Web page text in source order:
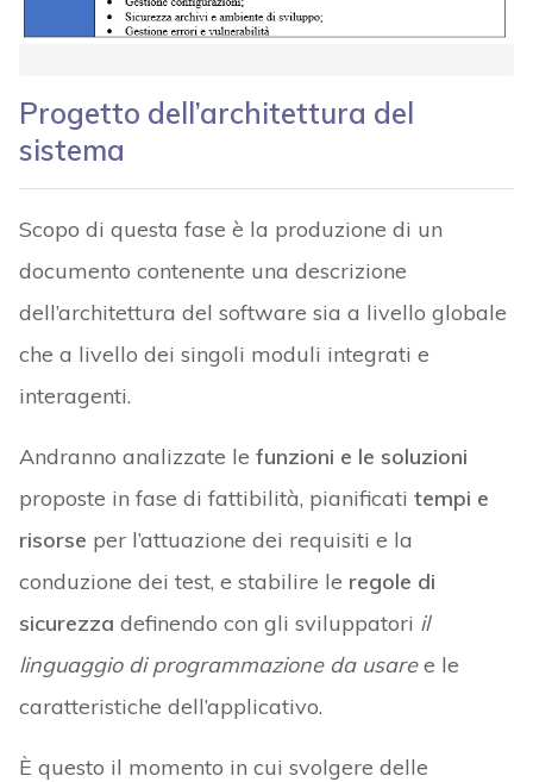
Progetto dell’architettura del
sistema
Scopo di questa fase è la produzione di un
documento contenente una descrizione
dell’architettura del software sia a livello globale
che a livello dei singoli moduli integrati e
interagenti.
Andranno analizzate le funzioni e le soluzioni
proposte in fase di fattibilità, pianificati tempi e
risorse per l’attuazione dei requisiti e la
conduzione dei test, e stabilire le regole di
sicurezza definendo con gli sviluppatori il
linguaggio di programmazione da usaree le
caratteristiche dell’applicativo.
È questo il momento in cui svolgere delle